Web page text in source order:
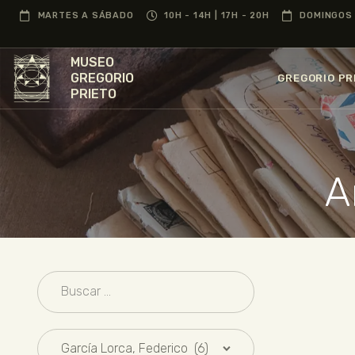
MARTES A SÁBADO 10H - 14H | 17H - 20H
MUSEO
GREGORIO
PRIETO
GREGORIO